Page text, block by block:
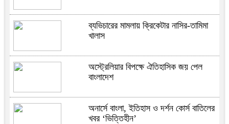
ব্যভিচারের মামলায় ক্রিকেটার নাসির-তামিমা
খালাস
অস্ট্রেলিয়ার বিপক্ষে ঐতিহাসিক জয় পেল
বাংলাদেশ
অনার্সে বাংলা, ইতিহাস ও দর্শন কোর্স বাতিলের
খবর ‘ভিত্তিহীন’